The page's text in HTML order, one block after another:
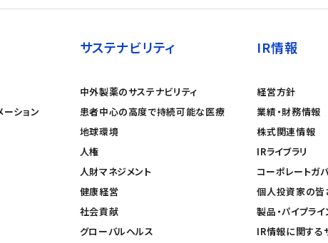
ーション
サステナビリティ
中外製薬のサステナビリティ
患者中心の高度で持続可能な医療
地球環境
人権
人財マネジメント
健康経営
社会貢献
グローバルヘルス
IR情報
経営方針
業績・財務情報
株式関連情報
IRライブラリ
コーポレートガ
個人投資家の皆
製品・パイプライ
IR情報に関する